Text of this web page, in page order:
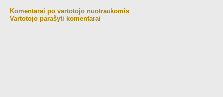
Komentarai po vartotojo nuotraukomis
Vartotojo parašyti komentarai